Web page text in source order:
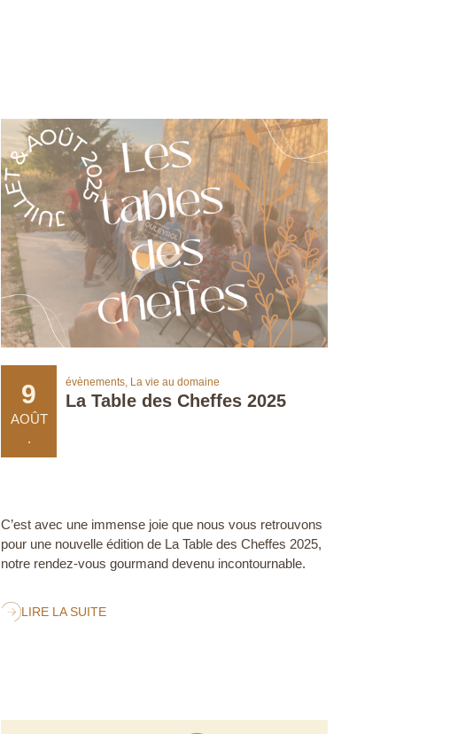
9
AOÛT
.
évènements, La vie au domaine
La Table des Cheffes 2025
C’est avec une immense joie que nous vous retrouvons
pour une nouvelle édition de La Table des Cheffes 2025,
notre rendez-vous gourmand devenu incontournable.
LIRE LA SUITE